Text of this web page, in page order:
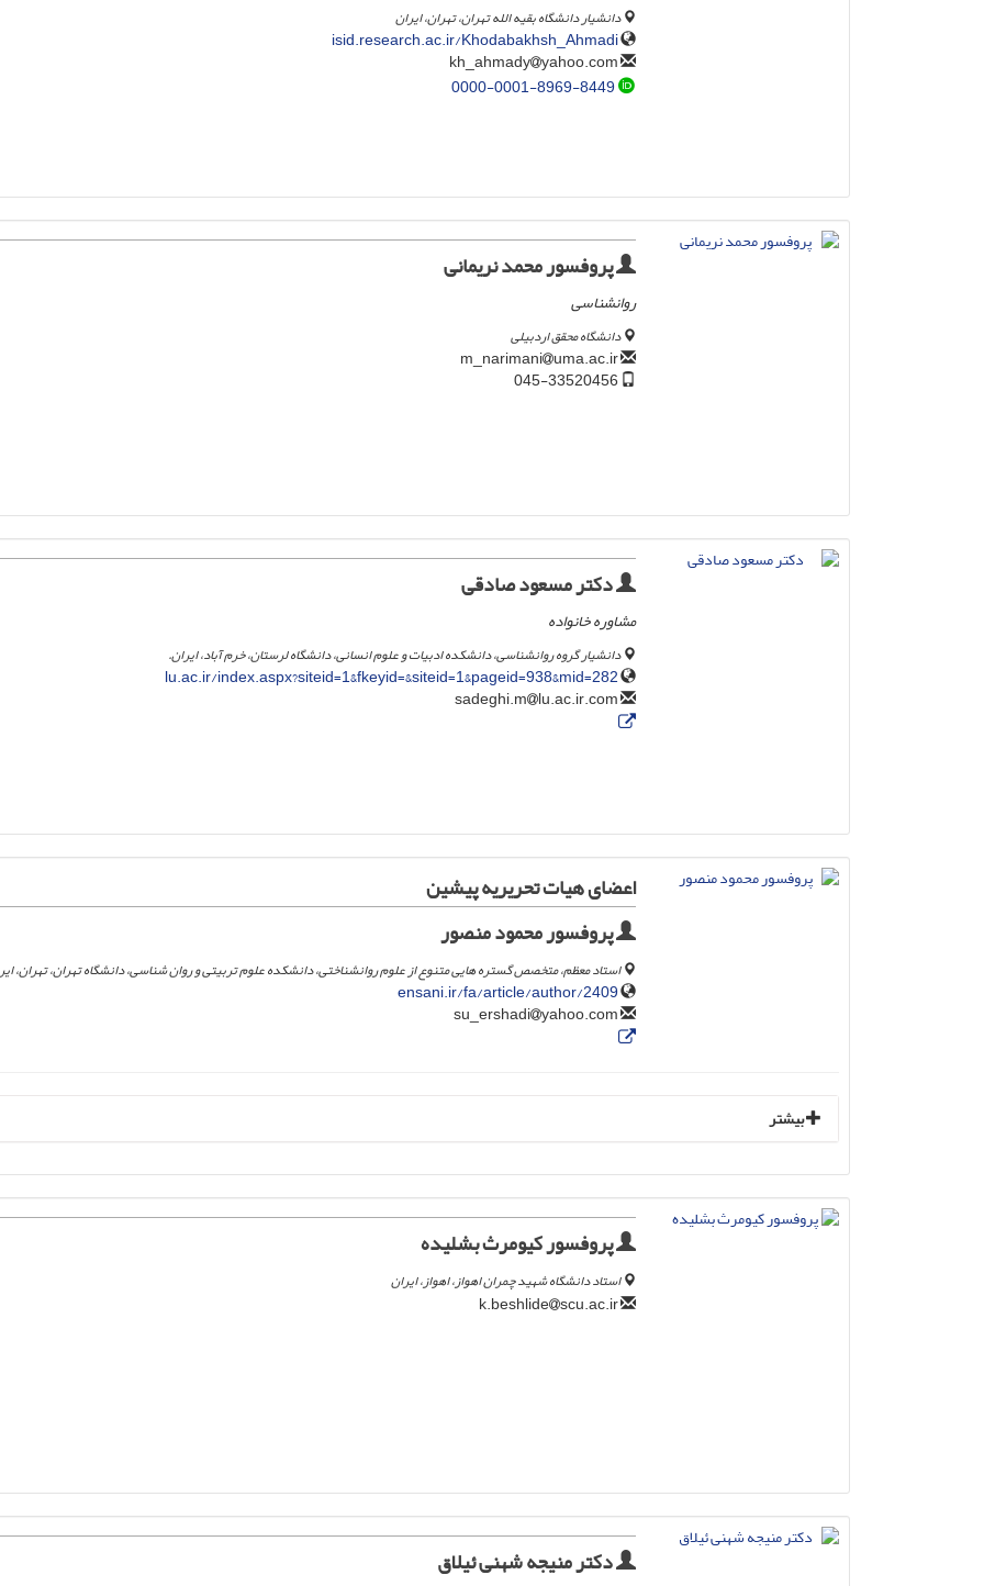
دانشیار دانشگاه بقیه الله تهران، تهران، ایران
isid.research.ac.ir/Khodabakhsh_Ahmadi
yahoo.com
0000-0001-8969-8449
پروفسور محمد نریمانی
روانشناسی
دانشگاه محقق اردبیلی
uma.ac.ir
دکتر مسعود صادقی
مشاوره خانواده
دانشیار گروه روانشناسی، دانشکده ادبیات و علوم انسانی، دانشگاه لرستان، خرم آباد، ایران.
lu.ac.ir/index.aspx?siteid=1&fkeyid=&siteid=1&pageid=938&mid=282
lu.ac.ir.com
اعضای هیات تحریریه پیشین
پروفسور محمود منصور
استاد معظم، متخصص گستره هایی متنوع از علوم روانشناختی، دانشکده علوم تربیتی و روان شناسی، دانشگاه تهران، تهران،
ensani.ir/fa/article/author/2409
yahoo.com
بیشتر
پروفسور کیومرث بشلیده
استاد دانشگاه شهید چمران اهواز، اهواز، ایران
scu.ac.ir
دکتر منیجه شهنی ئیلاق